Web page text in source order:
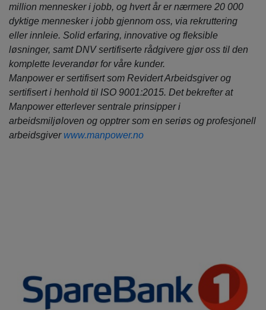
million mennesker i jobb, og hvert år er nærmere 20 000
dyktige mennesker i jobb gjennom oss, via rekruttering
eller innleie. Solid erfaring, innovative og fleksible
løsninger, samt DNV sertifiserte rådgivere gjør oss til den
komplette leverandør for våre kunder.
Manpower er sertifisert som Revidert Arbeidsgiver og
sertifisert i henhold til ISO 9001:2015. Det bekrefter at
Manpower etterlever sentrale prinsipper i
arbeidsmiljøloven og opptrer som en seriøs og profesjonell
arbeidsgiver www.manpower.no